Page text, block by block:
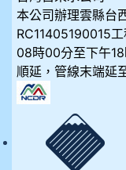
本公司辦理雲縣台
RC11405190015
08時00分至下午
順延，管線末端延